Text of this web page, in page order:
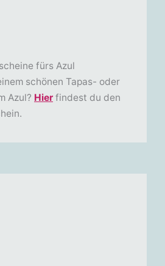
fürs Azul
schönen Tapas- oder
Azul? Hier findest du den